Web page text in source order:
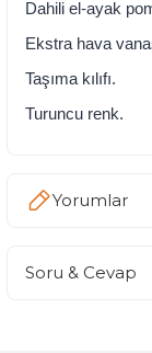
Dahili el-ayak
Ekstra hava
Taşıma kılıfı.
Turuncu renk.
Yorumlar
Soru & Cevap